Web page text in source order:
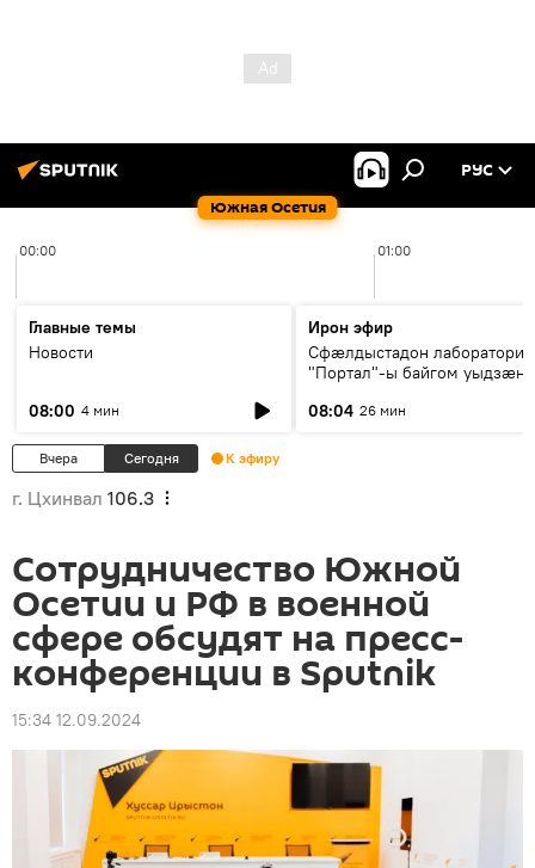
Южная Осетия
РУС
00:00 01:00
Главные темы
Новости
08:00 4 мин
Ирон эфир
Сфæлдыстадон лаборатори
"Портал"-ы байгом уыдзæн
Æхсары куыстыты равдыст
08:04 26 мин
Вчера Сегодня К эфиру
г. Цхинвал 106.3
Сотрудничество Южной
Осетии и РФ в военной
сфере обсудят на пресс-
конференции в Sputnik
15:34 12.09.2024